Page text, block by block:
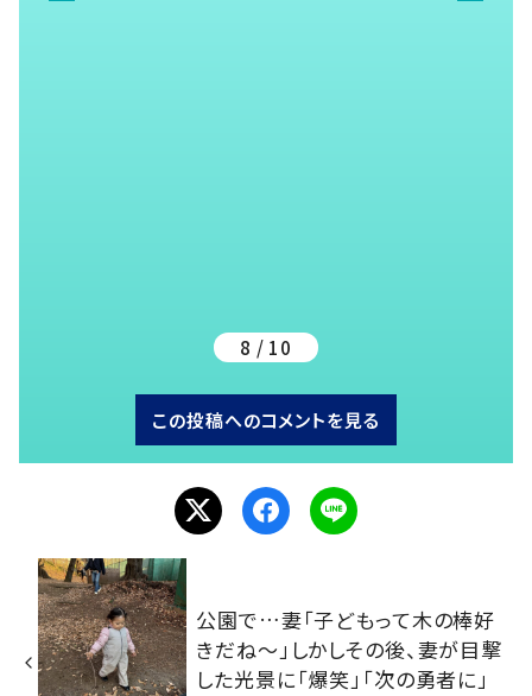
8 / 10
この投稿へのコメントを見る
公園で…妻「子どもって木の棒好
きだね～」しかしその後、妻が目撃
した光景に「爆笑」「次の勇者に」